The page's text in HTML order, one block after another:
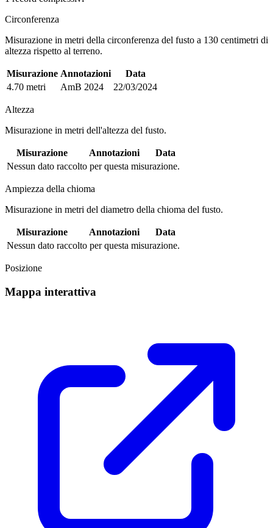
Circonferenza
Misurazione in metri della circonferenza del fusto a 130 centimetri di
altezza rispetto al terreno.
Misurazione Annotazioni
Data
4.70 metri
AmB 2024 22/03/2024
Altezza
Misurazione in metri dell'altezza del fusto.
Misurazione Annotazioni
Data
Nessun dato raccolto per questa misurazione.
Ampiezza della chioma
Misurazione in metri del diametro della chioma del fusto.
Misurazione Annotazioni
Data
Nessun dato raccolto per questa misurazione.
Posizione
Mappa interattiva